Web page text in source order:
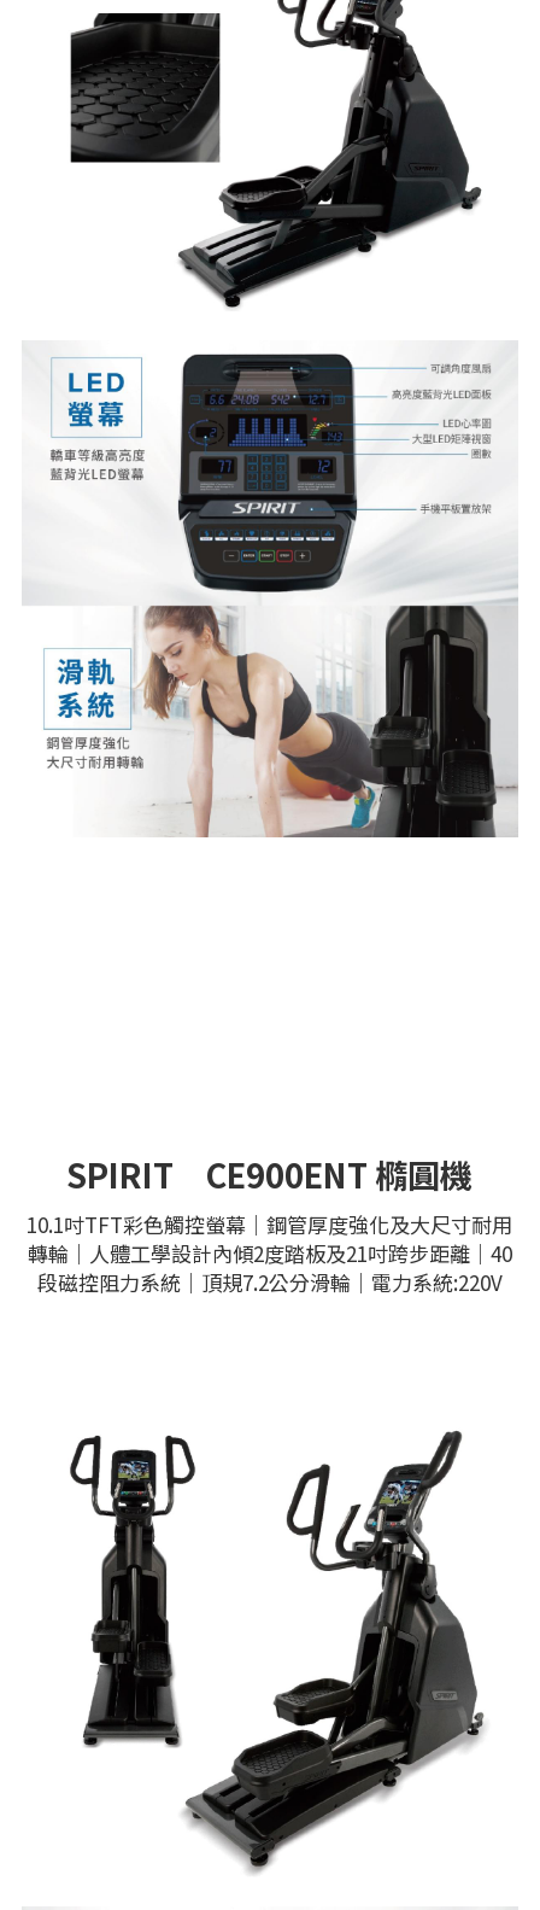
SPIRIT　CE900ENT 橢圓機
10.1吋TFT彩色觸控螢幕｜鋼管厚度強化及大尺寸耐用
轉輪｜人體工學設計內傾2度踏板及21吋跨步距離｜40
段磁控阻力系統｜頂規7.2公分滑輪｜電力系統:220V